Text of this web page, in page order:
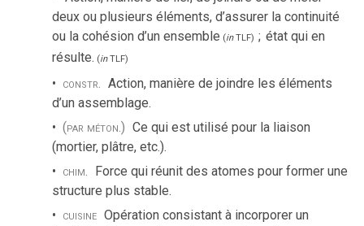
deux ou plusieurs éléments, d’assurer la continuité
ou la cohésion d’un ensemble (inTLF) ; état qui en
résulte. (inTLF)
constr. Action, manière de joindre les éléments
d’un assemblage.
(par méton.) Ce qui est utilisé pour la liaison
(mortier, plâtre, etc.).
chim. Force qui réunit des atomes pour former une
structure plus stable.
cuisine Opération consistant à incorporer un